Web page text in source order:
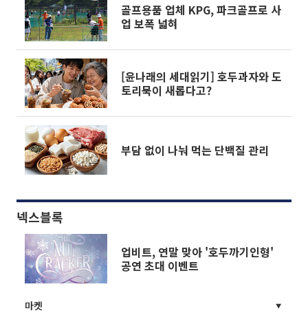
골프용품 업체 KPG, 파크골프로 사
업 보폭 넓혀
[윤나래의 세대읽기] 호두과자와 도
토리묵이 새롭다고?
부담 없이 나눠 먹는 단백질 관리
넥스블록
업비트, 연말 맞아 '호두까기인형'
공연 초대 이벤트
마켓